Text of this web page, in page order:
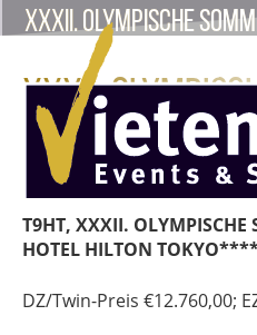
XXXII. OLYMPISCHE
XXXII.
SOMMERSPIELE
T9HT, XXXII. OLYMPISCHE
HOTEL HILTON
DZ/Twin-Preis €12.760,00;